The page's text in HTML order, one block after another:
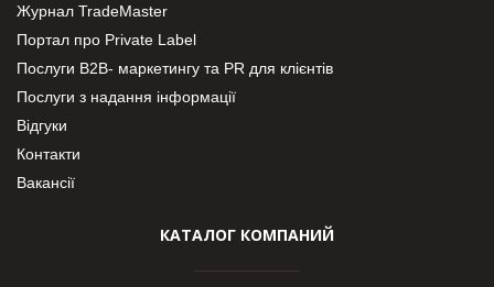
Журнал TradeMaster
Портал про Private Label
Послуги В2В- маркетингу та PR для клієнтів
Послуги з надання інформації
Відгуки
Контакти
Вакансії
КАТАЛОГ КОМПАНИЙ